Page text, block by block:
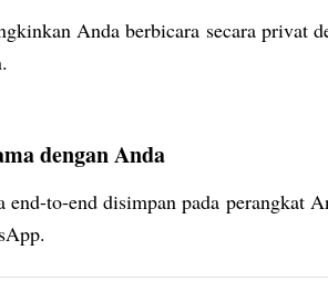
Anda berbicara secara privat
dengan Anda
end-to-end disimpan pada perangkat